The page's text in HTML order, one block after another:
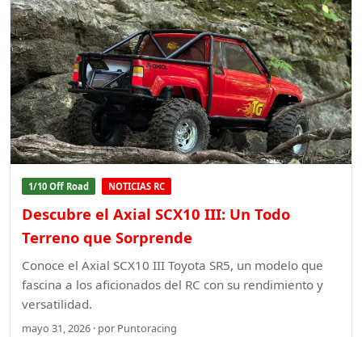
1/10 Off Road NOTICIAS RC
Descubre el Axial SCX10 III: Un Todo
Terreno que Sorprende
Conoce el Axial SCX10 III Toyota SR5, un modelo que
fascina a los aficionados del RC con su rendimiento y
versatilidad.
mayo 31, 2026 · por Puntoracing